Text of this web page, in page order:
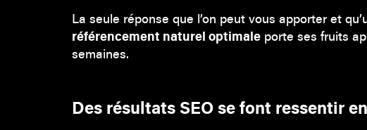
La seule réponse que l’on peut vous apporter et
référencement naturel optimale porte ses fruits
semaines.
Des résultats SEO se font ressentir